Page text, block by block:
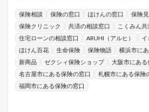
保険相談 保険の窓口 ほけんの窓口
保険
保険クリニック
共済の相談窓口
こくみん
住宅ローンの相談窓口
ARUHI（アルヒ）
ほけん百花
生命保険 保険物語
横浜市に
新商品
ゼクシィ保険ショップ
大阪市にある
名古屋市にある保険の窓口
札幌市にある保険
福岡市にある保険の窓口